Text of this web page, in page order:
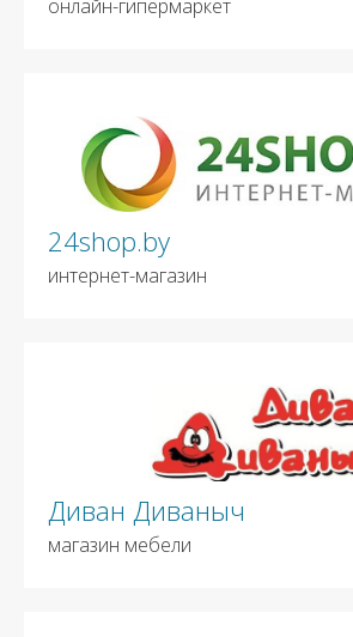
онлайн-гипермаркет
24shop.by
интернет-магазин
Диван Диваныч
магазин мебели